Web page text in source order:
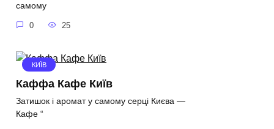
самому
0 25
КИЇВ
Каффа Кафе Київ
Затишок і аромат у самому серці Києва —
Кафе “